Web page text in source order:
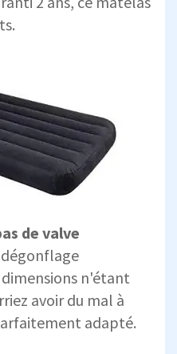
de valve
n'étant
avoir du mal à
adapté.